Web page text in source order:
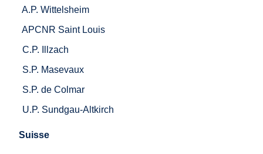
A.P. Wittelsheim
APCNR Saint Louis
C.P. Illzach
S.P. Masevaux
S.P. de Colmar
U.P. Sundgau-Altkirch
Suisse